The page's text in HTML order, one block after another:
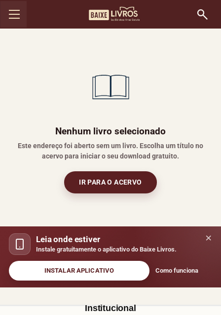
Nenhum livro selecionado
Este endereço foi aberto sem um livro. Escolha um título no
acervo para iniciar o seu download gratuito.
IR PARA O ACERVO
×
Leia onde estiver
Instale gratuitamente o aplicativo do Baixe Livros.
INSTALAR APLICATIVO Como funciona
Institucional